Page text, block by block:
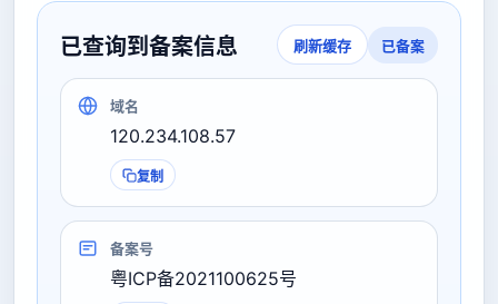
已查询到备案信息 刷新缓存 已备案
域名
120.234.108.57
复制
备案号
粤ICP备2021100625号